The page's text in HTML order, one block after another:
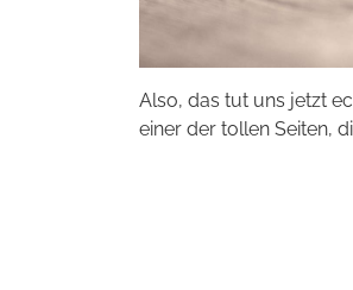
Also, das tut uns jetzt
einer der tollen Seiten,